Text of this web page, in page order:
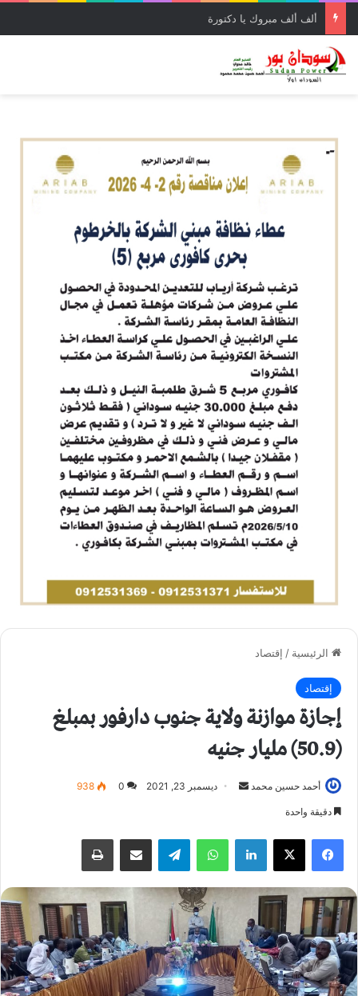
ألف ألف مبروك يا دكتورة
الرئيسية / إقتصاد
إقتصاد
إجازة موازنة ولاية جنوب دارفور بمبلغ
(50.9) مليار جنيه
أحمد حسين محمد
ل
إ
ل
ديسمبر 23, 2021 0
938
دقيقة واحدة
فيسبوك لينكدإن واتساب